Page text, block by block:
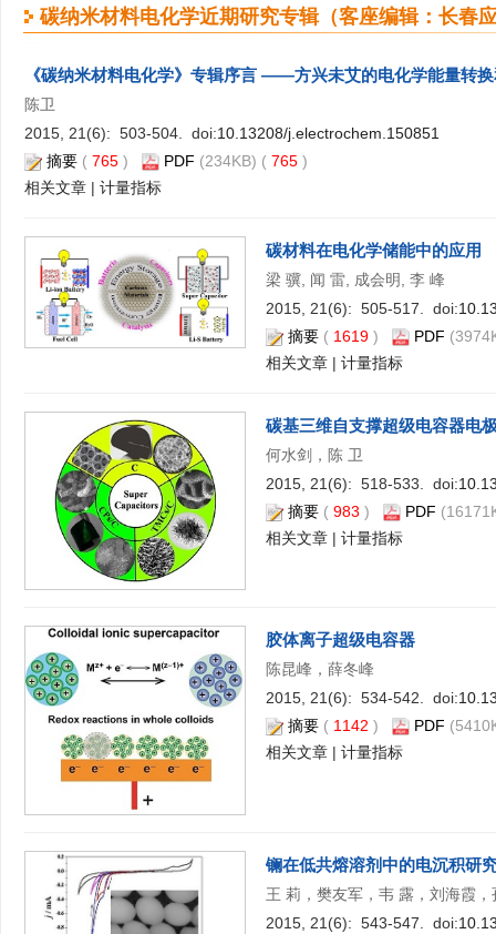
碳纳米材料电化学近期研究专辑（客座编辑：长春
《碳纳米材料电化学》专辑序言 ——方兴未艾的电化学能量转
陈卫
2015, 21(6): 503-504. doi:10.13208/j.electrochem.150851
摘要 ( 765 ) PDF (234KB) ( 765 )
相关文章 | 计量指标
碳材料在电化学储能中的应用
梁 骥, 闻 雷, 成会明, 李 峰
2015, 21(6): 505-517. doi:
摘要( 1619) PDF
相关文章| 计量指标
碳基三维自支撑超级电容器电
何水剑，陈 卫
2015, 21(6): 518-533. doi:
摘要( 983 ) PDF
相关文章| 计量指标
胶体离子超级电容器
陈昆峰，薛冬峰
2015, 21(6): 534-542. doi:
摘要( 1142 ) PDF
相关文章| 计量指标
镧在低共熔溶剂中的电沉积研
王 莉，樊友军，韦 露，刘海霞，
2015, 21(6): 543-547. doi: